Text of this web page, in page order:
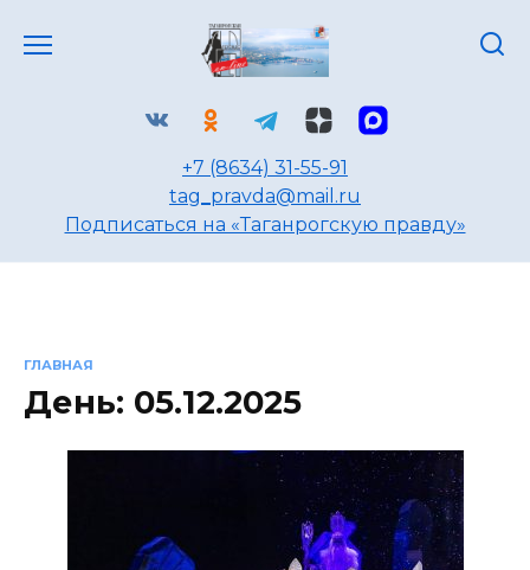
+7 (8634) 31-55-91
tag_pravda@mail.ru
Подписаться на «Таганрогскую правду»
ГЛАВНАЯ
День: 05.12.2025